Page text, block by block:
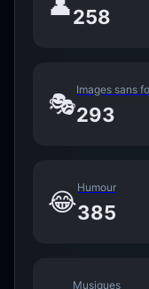
👤258
🎭Images sans
293
😂Humour
385
Musiques